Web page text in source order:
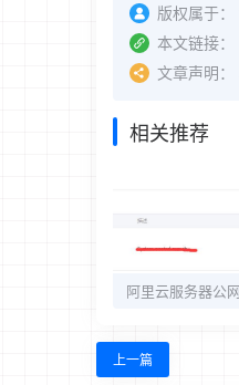
版权属于：
本文链接：
文章声明：
相关推荐
上一篇